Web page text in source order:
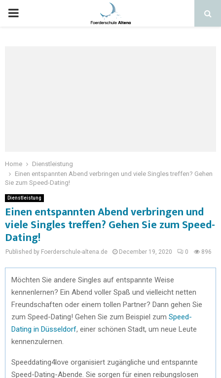
Home
Dienstleistung
Einen entspannten Abend verbringen und viele Singles treffen? Gehen
Sie zum Speed-Dating!
Dienstleistung
Einen entspannten Abend verbringen und
viele Singles treffen? Gehen Sie zum Speed-
Dating!
Published by Foerderschule-altena.de December 19, 2020 0 896
Möchten Sie andere Singles auf entspannte Weise
kennenlernen? Ein Abend voller Spaß und vielleicht netten
Freundschaften oder einem tollen Partner? Dann gehen Sie
zum Speed-Dating! Gehen Sie zum Beispiel zum Speed-
Dating in Düsseldorf, einer schönen Stadt, um neue Leute
kennenzulernen.
Speeddating4love organisiert zugängliche und entspannte
Speed-Dating-Abende. Sie sorgen für einen reibungslosen